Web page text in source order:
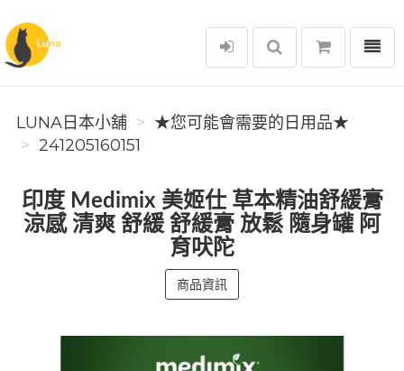
Luna日本小舖
選單
LUNA日本小舖
★您可能會需要的日用品★
241205160151
印度 Medimix 美姬仕 草本精油舒緩膏
涼感 清爽 舒緩 舒緩膏 放鬆 隨身罐 阿
育吠陀
商品資訊